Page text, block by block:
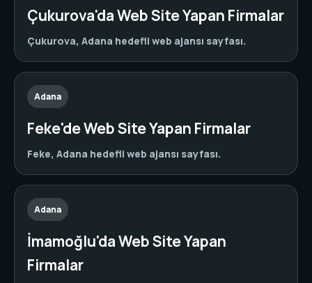
Çukurova'da Web Site Yapan Firmalar
Çukurova, Adana hedefli web ajansı sayfası.
Adana
Feke'de Web Site Yapan Firmalar
Feke, Adana hedefli web ajansı sayfası.
Adana
İmamoğlu'da Web Site Yapan
Firmalar